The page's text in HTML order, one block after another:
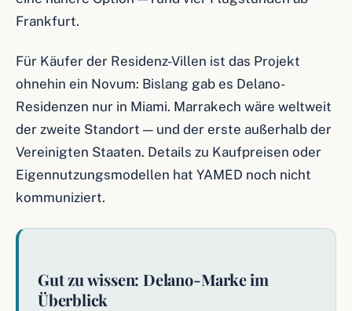
Frankfurt.
Für Käufer der Residenz-Villen ist das Projekt
ohnehin ein Novum: Bislang gab es Delano-
Residenzen nur in Miami. Marrakech wäre weltweit
der zweite Standort — und der erste außerhalb der
Vereinigten Staaten. Details zu Kaufpreisen oder
Eigennutzungsmodellen hat YAMED noch nicht
kommuniziert.
Gut zu wissen: Delano-Marke im
Überblick